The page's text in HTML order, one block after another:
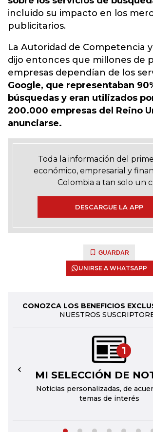
incluido su impacto en los
publicitarios.
La Autoridad de Competencia
dijo entonces que millones de
empresas dependían de los
Google, que representaban
búsquedas y eran utilizados
200.000 empresas del Reino
anunciarse.
Toda la información del
económico, empresarial y
Colombia a tan solo un
DESCARGUE LA APP
GUARDAR
UNIRSE A WHATSAPP
CONOZCA LOS BENEFICIOS
NUESTROS
1
MI SELECCIÓN DE
Noticias personalizadas, de
temas de interés
←